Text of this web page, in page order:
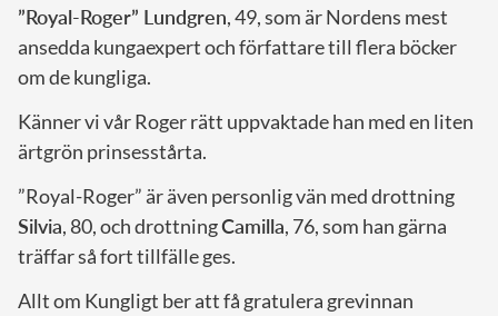
”Royal-Roger” Lundgren, 49, som är Nordens mest
ansedda kungaexpert och författare till flera böcker
om de kungliga.
Känner vi vår Roger rätt uppvaktade han med en liten
ärtgrön prinsesstårta.
”Royal-Roger” är även personlig vän med drottning
Silvia, 80, och drottningCamilla, 76, som han gärna
träffar så fort tillfälle ges.
Allt om Kungligt ber att få gratulera grevinnan